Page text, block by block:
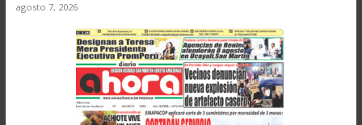
agosto 7, 2026